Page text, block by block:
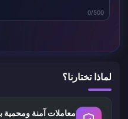
0/500
لماذا تختارنا؟
معاملات آمنة ومحمية